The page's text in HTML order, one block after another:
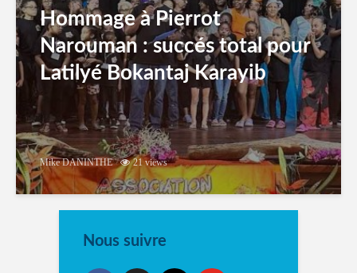
Hommage à Pierrot
Narouman : succés total pour
Latilyé Bokantaj Karayib
Mike DANINTHE 21 views
Nous suivre